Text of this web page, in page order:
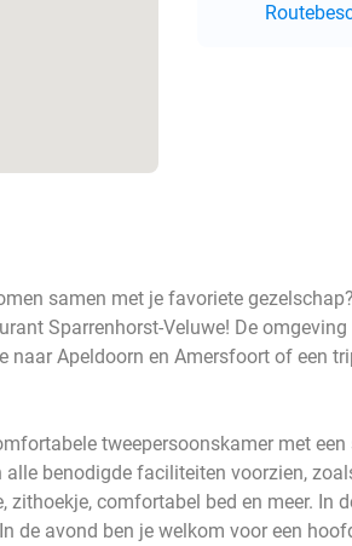
samen met je favoriete
Sparrenhorst-Veluwe! De
naar Apeldoorn en Amersfoort of een
tweepersoonskamer met een
alle benodigde faciliteiten voorzien,
zithoekje, comfortabel bed en meer. In
de avond ben je welkom voor een